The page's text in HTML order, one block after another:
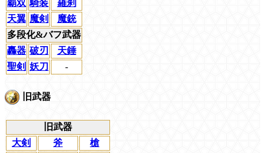
覇双 騎装
羅刹
天翼 魔剣
魔銃
多段化&バフ武器
轟器 破刃
天錘
聖剣 妖刀 -
旧武器
旧武器
大剣
斧
槍